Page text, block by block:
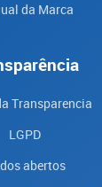
da Marca
Transparencia
LGPD
abertos